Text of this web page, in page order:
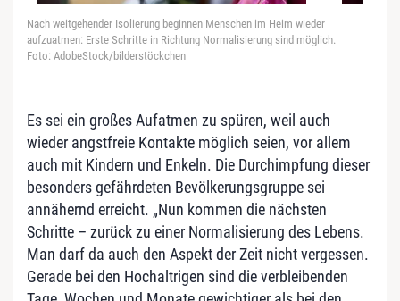
Nach weitgehender Isolierung beginnen Menschen im Heim wieder
aufzuatmen: Erste Schritte in Richtung Normalisierung sind möglich.
Foto: AdobeStock/bilderstöckchen
Es sei ein großes Aufatmen zu spüren, weil auch
wieder angstfreie Kontakte möglich seien, vor allem
auch mit Kindern und Enkeln. Die Durchimpfung dieser
besonders gefährdeten Bevölkerungsgruppe sei
annähernd erreicht. „Nun kommen die nächsten
Schritte – zurück zu einer Normalisierung des Lebens.
Man darf da auch den Aspekt der Zeit nicht vergessen.
Gerade bei den Hochaltrigen sind die verbleibenden